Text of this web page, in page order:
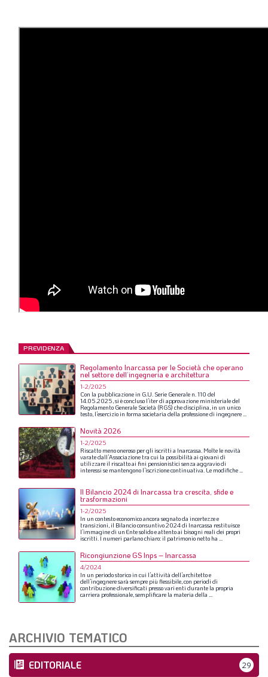
PREVIDENZA
Regolamento Inarcassa per le Società che operano
nel settore dell’ingegneria e architettura
1-2/2025
Con la pubblicazionein G.U. Serie Generale n.110 del
14.05.2025,si èconcluso l’iterdi approvazione ministerialedel
Regolamento Generale Società (RGS) chedisciplina,in un unico
testo, l’esercizioin forma societaria della professionedi ingegnere...
Novità 2026
1-2/2025
Riscatto menooneroso pergli iscritti a Inarcassa. Molte le novità
varatedall’Associazione tra cui la possibilità ai giovani di
utilizzareil riscattoai fini pensionistici senza aggraviodi
interessi se mantengono l’iscrizionecontinuativa. Le modifiche...
Il Bilancio 2024 di Inarcassa tra crescita, sfide e
trasformazioni
1-2/2025
In un contestoeconomicoancora segnatoda incertezzee
transizioni,il Bilancioconsuntivo2024di Inarcassa restituisce
l’immaginedi un Entesolidoeattentoai bisogni reali dei propri
iscritti. I numeri parlanochiaro:il patrimonio netto ha ...
Ricongiunzione GS Inps – Inarcassa
4/2024
In un periodostoricoin cui l’attività dell’architettoe
dell’ingegneresarà sempre più flessibile,con periodi di
contribuzionediversificati pressovari enti durante la propria
carriera professionale,semplificare la materia della ...
ARCHIVIO TEMATICO
EDITORIALE 29